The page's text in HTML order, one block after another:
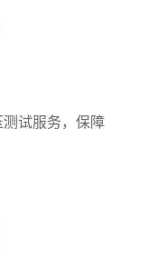
试服务，保障